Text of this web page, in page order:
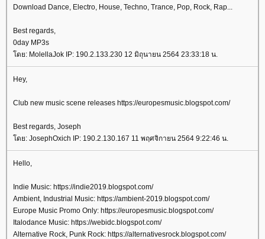
Download Dance, Electro, House, Techno, Trance, Pop, Rock, Rap...
Best regards,
0day MP3s
ดย: MolellaJok IP: 190.2.133.230 12 มิถุนายน 2564 23:33:18 น.
Hey,
Club new music scene releases https://europesmusic.blogspot.com/
Best regards, Joseph
ดย: JosephOxich IP: 190.2.130.167 11 พฤศจิกายน 2564 9:22:46 น.
Hello,
Indie Music: https://indie2019.blogspot.com/
Ambient, Industrial Music: https://ambient-2019.blogspot.com/
Europe Music Promo Only: https://europesmusic.blogspot.com/
Italodance Music: https://webidc.blogspot.com/
Alternative Rock, Punk Rock: https://alternativesrock.blogspot.com/